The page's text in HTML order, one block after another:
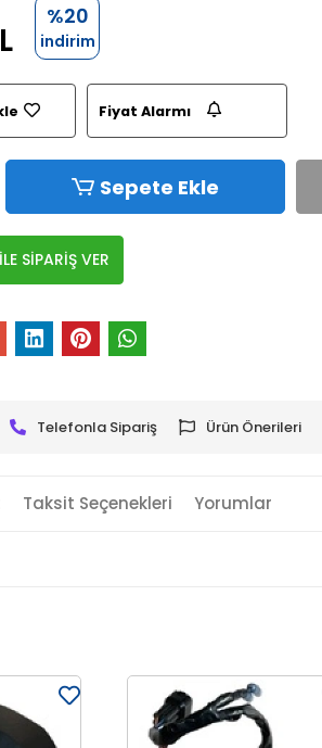
%20
indirim
Fiyat Alarmı
Sepete Ekle
SİPARİŞ VER
Telefonla Sipariş Ürün Önerileri
Taksit Seçenekleri Yorumlar